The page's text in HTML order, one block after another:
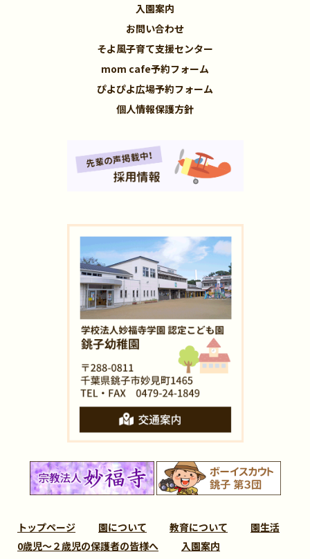
入園案内
お問い合わせ
そよ風子育て支援センター
mom cafe予約フォーム
ぴよぴよ広場予約フォーム
個人情報保護方針
トップページ 園について 教育について
園生活
0歳児～２歳児の保護者の皆様へ
入園案内